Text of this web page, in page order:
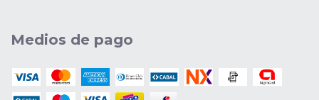
Medios de pago